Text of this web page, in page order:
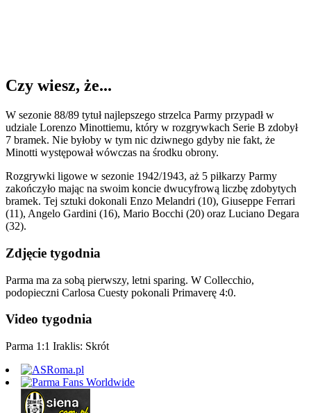
Czy wiesz, że...
W sezonie 88/89 tytuł najlepszego strzelca Parmy przypadł w
udziale Lorenzo Minottiemu, który w rozgrywkach Serie B zdobył
7 bramek. Nie byłoby w tym nic dziwnego gdyby nie fakt, że
Minotti występował wówczas na środku obrony.
Rozgrywki ligowe w sezonie 1942/1943, aż 5 piłkarzy Parmy
zakończyło mając na swoim koncie dwucyfrową liczbę zdobytych
bramek. Tej sztuki dokonali Enzo Melandri (10), Giuseppe Ferrari
(11), Angelo Gardini (16), Mario Bocchi (20) oraz Luciano Degara
(32).
Zdjęcie tygodnia
Parma ma za sobą pierwszy, letni sparing. W Collecchio,
podopieczni Carlosa Cuesty pokonali Primaverę 4:0.
Video tygodnia
Parma 1:1 Iraklis: Skrót